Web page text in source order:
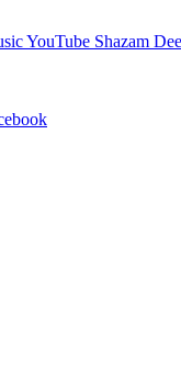
YouTube Shazam